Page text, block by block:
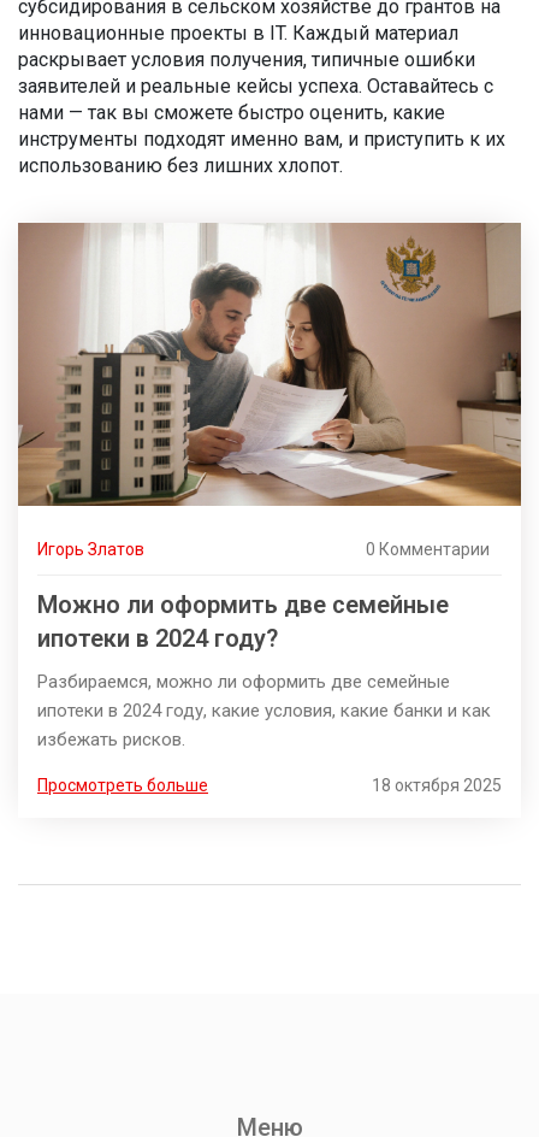
субсидирования в сельском хозяйстве до грантов на
инновационные проекты в IT. Каждый материал
раскрывает условия получения, типичные ошибки
заявителей и реальные кейсы успеха. Оставайтесь с
нами — так вы сможете быстро оценить, какие
инструменты подходят именно вам, и приступить к их
использованию без лишних хлопот.
Игорь Златов 0 Комментарии
Можно ли оформить две семейные
ипотеки в 2024 году?
Разбираемся, можно ли оформить две семейные
ипотеки в 2024 году, какие условия, какие банки и как
избежать рисков.
Просмотреть больше 18 октября 2025
Меню